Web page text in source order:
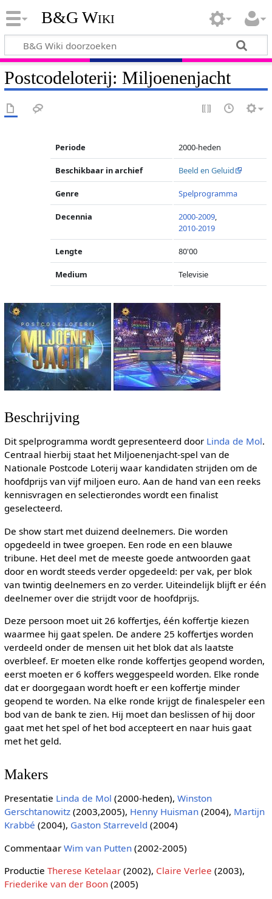
B&G Wiki
Postcodeloterij: Miljoenenjacht
Periode 2000-heden
Beschikbaar in archief Beeld en Geluid
Genre Spelprogramma
Decennia 2000-2009,
2010-2019
Lengte 80'00
Medium Televisie
Beschrijving
Dit spelprogramma wordt gepresenteerd door Linda de Mol.
Centraal hierbij staat het Miljoenenjacht-spel van de
Nationale Postcode Loterij waar kandidaten strijden om de
hoofdprijs van vijf miljoen euro. Aan de hand van een reeks
kennisvragen en selectierondes wordt een finalist
geselecteerd.
De show start met duizend deelnemers. Die worden
opgedeeld in twee groepen. Een rode en een blauwe
tribune. Het deel met de meeste goede antwoorden gaat
door en wordt steeds verder opgedeeld: per vak, per blok
van twintig deelnemers en zo verder. Uiteindelijk blijft er één
deelnemer over die strijdt voor de hoofdprijs.
Deze persoon moet uit 26 koffertjes, één koffertje kiezen
waarmee hij gaat spelen. De andere 25 koffertjes worden
verdeeld onder de mensen uit het blok dat als laatste
overbleef. Er moeten elke ronde koffertjes geopend worden,
eerst moeten er 6 koffers weggespeeld worden. Elke ronde
dat er doorgegaan wordt hoeft er een koffertje minder
geopend te worden. Na elke ronde krijgt de finalespeler een
bod van de bank te zien. Hij moet dan beslissen of hij door
gaat met het spel of het bod accepteert en naar huis gaat
met het geld.
Makers
Presentatie Linda de Mol (2000-heden), Winston
Gerschtanowitz(2003,2005), Henny Huisman(2004), Martijn
Krabbé (2004), Gaston Starreveld (2004)
Commentaar Wim van Putten(2002-2005)
Productie Therese Ketelaar(2002), Claire Verlee (2003),
Friederike van der Boon(2005)